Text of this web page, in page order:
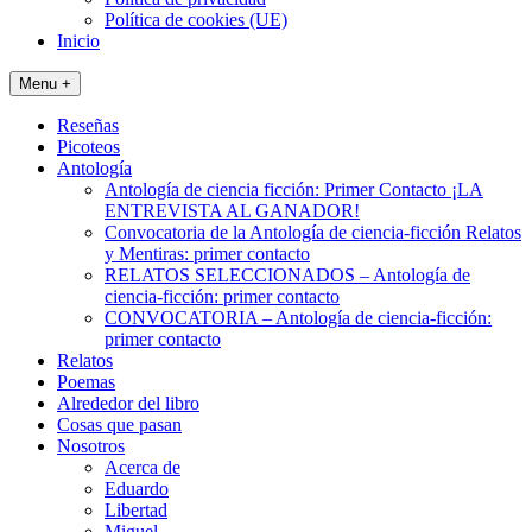
Política de cookies (UE)
Inicio
Menu +
Reseñas
Picoteos
Antología
Antología de ciencia ficción: Primer Contacto ¡LA
ENTREVISTA AL GANADOR!
Convocatoria de la Antología de ciencia-ficción Relatos
y Mentiras: primer contacto
RELATOS SELECCIONADOS – Antología de
ciencia-ficción: primer contacto
CONVOCATORIA – Antología de ciencia-ficción:
primer contacto
Relatos
Poemas
Alrededor del libro
Cosas que pasan
Nosotros
Acerca de
Eduardo
Libertad